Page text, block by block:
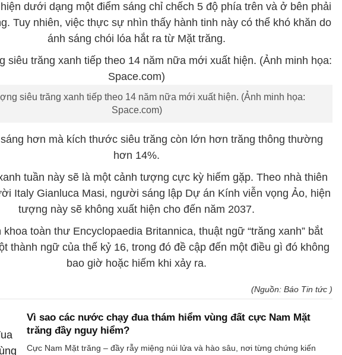
dưới dạng một điểm sáng chỉ chếch 5 độ phía trên và ở bên phải
Tuy nhiên, việc thực sự nhìn thấy hành tinh này có thể khó khăn do
ánh sáng chói lóa hắt ra từ Mặt trăng.
siêu trăng xanh tiếp theo 14 năm nữa mới xuất hiện. (Ảnh minh họa:
Space.com)
hơn mà kích thước siêu trăng còn lớn hơn trăng thông thường
hơn 14%.
tuần này sẽ là một cảnh tượng cực kỳ hiếm gặp. Theo nhà thiên
Italy Gianluca Masi, người sáng lập Dự án Kính viễn vọng Ảo, hiện
tượng này sẽ không xuất hiện cho đến năm 2037.
khoa toàn thư Encyclopaedia Britannica, thuật ngữ “trăng xanh” bắt
thành ngữ của thế kỷ 16, trong đó đề cập đến một điều gì đó không
bao giờ hoặc hiếm khi xảy ra.
(Nguồn: Báo Tin tức )
Vì sao các nước chạy đua thám hiểm vùng đất cực Nam Mặt
trăng đầy nguy hiểm?
Cực Nam Mặt trăng – đầy rẫy miệng núi lửa và hào sâu, nơi từng chứng kiến